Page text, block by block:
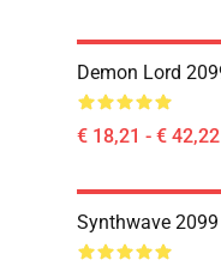
Demon Lord
€ 18,21 - € 42,22
Synthwave